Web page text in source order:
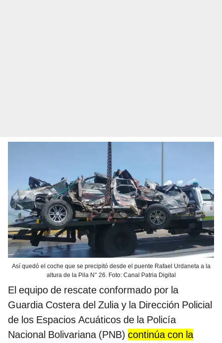
Así quedó el coche que se precipitó desde el puente Rafael Urdaneta a la
altura de la Pila N° 26. Foto: Canal Patria Digital
El equipo de rescate conformado por la
Guardia Costera del Zulia y la Dirección Policial
de los Espacios Acuáticos de la Policía
Nacional Bolivariana (PNB) continúa con la